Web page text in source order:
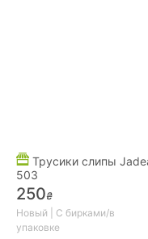
Трусики слипы
503
250₴
Новый | С бирками/в
упаковке